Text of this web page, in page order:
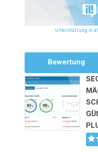
Unterstützung in
Bewertung